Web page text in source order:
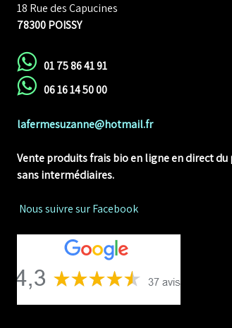
18 Rue des Capucines
78300 POISSY
01 75 86 41 91
06 16 14 50 00
lafermesuzanne@hotmail.fr
Vente produits frais bio en ligneen direct du
sans intermédiaires.
Nous suivre sur Facebook